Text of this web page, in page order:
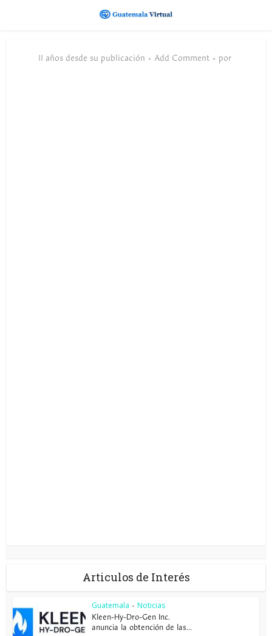
11 años desde su publicación Add Comment por
Articulos de Interés
Guatemala • Noticias
Kleen-Hy-Dro-Gen Inc.
anuncia la obtención de las...